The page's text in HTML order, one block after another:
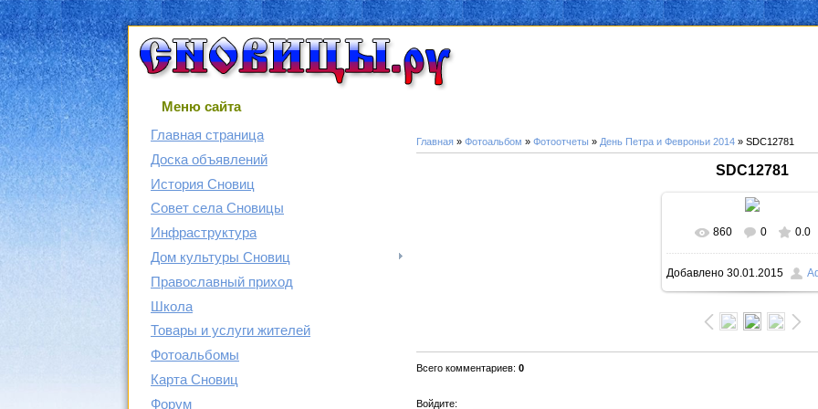
Меню сайта
Главная страница
Доска объявлений
История Сновиц
Совет села Сновицы
Инфраструктура
Дом культуры Сновиц
Православный приход
Школа
Товары и услуги жителей
Фотоальбомы
Карта Сновиц
Форум
Главная » Фотоальбом » Фотоотчеты » День Петра и Февроньи 2014 » SDC12781
SDC12781
В реальном размере
1000x750/ 193.9Kb
860 0 0.0
Добавлено30.01.2015
Всего комментариев: 0
Войдите: